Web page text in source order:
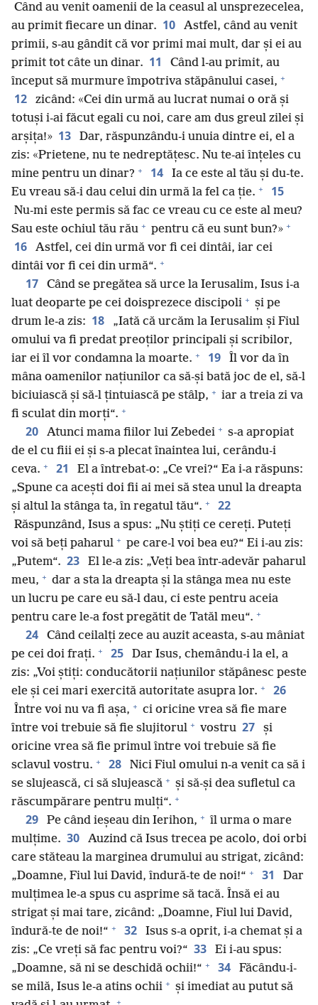
Când au venit oamenii de la ceasul al unsprezecelea,
au primit fiecare un dinar. 10
Astfel, când au venit
primii, s-au gândit că vor primi mai mult, dar și ei au
primit tot câte un dinar. 11
Când l-au primit, au
început să murmure împotriva stăpânului casei, +
12
zicând: «Cei din urmă au lucrat numai o oră și
totuși i-ai făcut egali cu noi, care am dus greul zilei și
arșița!» 13
Dar, răspunzându-i unuia dintre ei, el a
zis: «Prietene, nu te nedreptățesc. Nu te-ai înțeles cu
mine pentru un dinar? + 14
Ia ce este al tău și du-te.
Eu vreau să-i dau celui din urmă la fel ca ție. + 15
Nu-mi este permis să fac ce vreau cu ce este al meu?
Sau este ochiul tău rău + pentru că eu sunt bun?» +
16
Astfel, cei din urmă vor fi cei dintâi, iar cei
dintâi vor fi cei din urmă“. +
17
Când se pregătea să urce la Ierusalim, Isus i-a
luat deoparte pe cei doisprezece discipoli + și pe
drum le-a zis: 18
„Iată că urcăm la Ierusalim și Fiul
omului va fi predat preoților principali și scribilor,
iar ei îl vor condamna la moarte. + 19
Îl vor da în
mâna oamenilor națiunilor ca să-și bată joc de el, să-l
biciuiască și să-l țintuiască pe stâlp, + iar a treia zi va
fi sculat din morți“. +
20 Atunci mama fiilor lui Zebedei + s-a apropiat
de el cu fiii ei și s-a plecat înaintea lui, cerându-i
ceva. + 21
El a întrebat-o: „Ce vrei?“ Ea i-a răspuns:
„Spune ca acești doi fii ai mei să stea unul la dreapta
și altul la stânga ta, în regatul tău“. + 22
Răspunzând, Isus a spus: „Nu știți ce cereți. Puteți
voi să beți paharul + pe care-l voi bea eu?“ Ei i-au zis:
„Putem“. 23
El le-a zis: „Veți bea într-adevăr paharul
meu, + dar a sta la dreapta și la stânga mea nu este
un lucru pe care eu să-l dau, ci este pentru aceia
pentru care le-a fost pregătit de Tatăl meu“. +
24
Când ceilalți zece au auzit aceasta, s-au mâniat
pe cei doi frați. + 25
Dar Isus, chemându-i la el, a
zis: „Voi știți: conducătorii națiunilor stăpânesc peste
ele și cei mari exercită autoritate asupra lor. + 26
Între voi nu va fi așa, + ci oricine vrea să fie mare
între voi trebuie să fie slujitorul + vostru 27
și
oricine vrea să fie primul între voi trebuie să fie
sclavul vostru. + 28
Nici Fiul omului n-a venit ca să i
se slujească, ci să slujească + și să-și dea sufletul ca
răscumpărare pentru mulți“. +
29 Pe când ieșeau din Ierihon, + îl urma o mare
mulțime. 30
Auzind că Isus trecea pe acolo, doi orbi
care stăteau la marginea drumului au strigat, zicând:
„Doamne, Fiul lui David, îndură-te de noi!“ + 31
Dar
mulțimea le-a spus cu asprime să tacă. Însă ei au
strigat și mai tare, zicând: „Doamne, Fiul lui David,
îndură-te de noi!“ + 32
Isus s-a oprit, i-a chemat și a
zis: „Ce vreți să fac pentru voi?“ 33
Ei i-au spus:
„Doamne, să ni se deschidă ochii!“ + 34
Făcându-i-
se milă, Isus le-a atins ochii + și imediat au putut să
+